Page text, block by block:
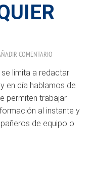
COMENTARIO
limita a redactar
en día hablamos de
permiten trabajar
al instante y
de equipo o